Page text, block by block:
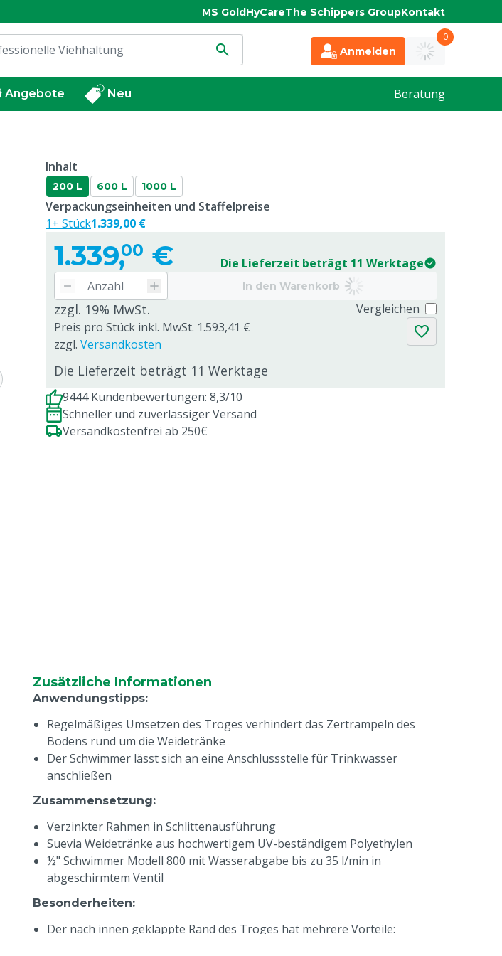
MS GoldHyCareThe Schippers GroupKontakt
Anmelden
0
Angebote Neu Beratung
Inhalt
200 L 600 L 1000 L
1.339,00 € Die Lieferzeit beträgt 11 Werktage
In den Warenkorb
zzgl. 19% MwSt.
Preis pro Stück inkl. MwSt. 1.593,41 €
zzgl. Versandkosten
Die Lieferzeit beträgt 11 Werktage
Vergleichen
Verpackungseinheiten und Staffelpreise
1+ Stück1.339,00 €
9444 Kundenbewertungen: 8,3/10
Schneller und zuverlässiger Versand
Versandkostenfrei ab 250€
Zusätzliche Informationen
Anwendungstipps:
Regelmäßiges Umsetzen des Troges verhindert das Zertrampeln des
Bodens rund um die Weidetränke
Der Schwimmer lässt sich an eine Anschlussstelle für Trinkwasser
anschließen
Zusammensetzung:
Verzinkter Rahmen in Schlittenausführung
Suevia Weidetränke aus hochwertigem UV-beständigem Polyethylen
½" Schwimmer Modell 800 mit Wasserabgabe bis zu 35 l/min in
abgeschirmtem Ventil
Besonderheiten:
Der nach innen geklappte Rand des Troges hat mehrere Vorteile: